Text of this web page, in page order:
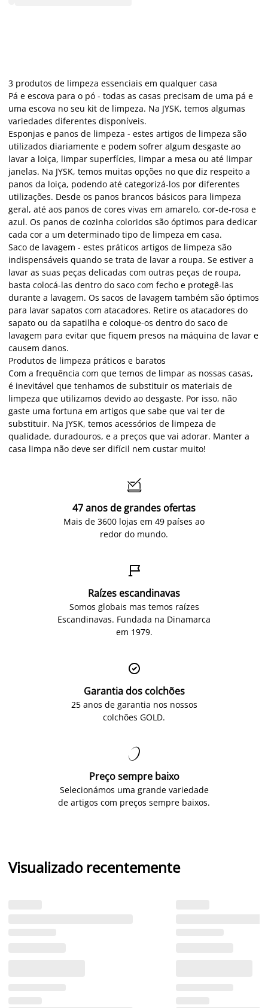
3 produtos de limpeza essenciais em qualquer casa
Pá e escova para o pó - todas as casas precisam de uma pá e
uma escova no seu kit de limpeza. Na JYSK, temos algumas
variedades diferentes disponíveis.
Esponjas e panos de limpeza - estes artigos de limpeza são
utilizados diariamente e podem sofrer algum desgaste ao
lavar a loiça, limpar superfícies, limpar a mesa ou até limpar
janelas. Na JYSK, temos muitas opções no que diz respeito a
panos da loiça, podendo até categorizá-los por diferentes
utilizações. Desde os panos brancos básicos para limpeza
geral, até aos panos de cores vivas em amarelo, cor-de-rosa e
azul. Os panos de cozinha coloridos são óptimos para dedicar
cada cor a um determinado tipo de limpeza em casa.
Saco de lavagem - estes práticos artigos de limpeza são
indispensáveis quando se trata de lavar a roupa. Se estiver a
lavar as suas peças delicadas com outras peças de roupa,
basta colocá-las dentro do saco com fecho e protegê-las
durante a lavagem. Os sacos de lavagem também são óptimos
para lavar sapatos com atacadores. Retire os atacadores do
sapato ou da sapatilha e coloque-os dentro do saco de
lavagem para evitar que fiquem presos na máquina de lavar e
causem danos.
Produtos de limpeza práticos e baratos
Com a frequência com que temos de limpar as nossas casas,
é inevitável que tenhamos de substituir os materiais de
limpeza que utilizamos devido ao desgaste. Por isso, não
gaste uma fortuna em artigos que sabe que vai ter de
substituir. Na JYSK, temos acessórios de limpeza de
qualidade, duradouros, e a preços que vai adorar. Manter a
casa limpa não deve ser difícil nem custar muito!

47 anos de grandes ofertas
Mais de 3600 lojas em 49 países ao
redor do mundo.

Raízes escandinavas
Somos globais mas temos raízes
Escandinavas. Fundada na Dinamarca
em 1979.

Garantia dos colchões
25 anos de garantia nos nossos
colchões GOLD.

Preço sempre baixo
Selecionámos uma grande variedade
de artigos com preços sempre baixos.
Visualizado recentemente